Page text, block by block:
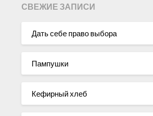
СВЕЖИЕ ЗАПИСИ
Дать себе право выбора
Пампушки
Кефирный хлеб